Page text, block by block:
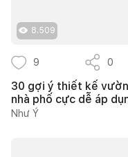
8.509
9 0
30 gợi ý thiết kế
nhà phố cực dễ áp
Như Ý